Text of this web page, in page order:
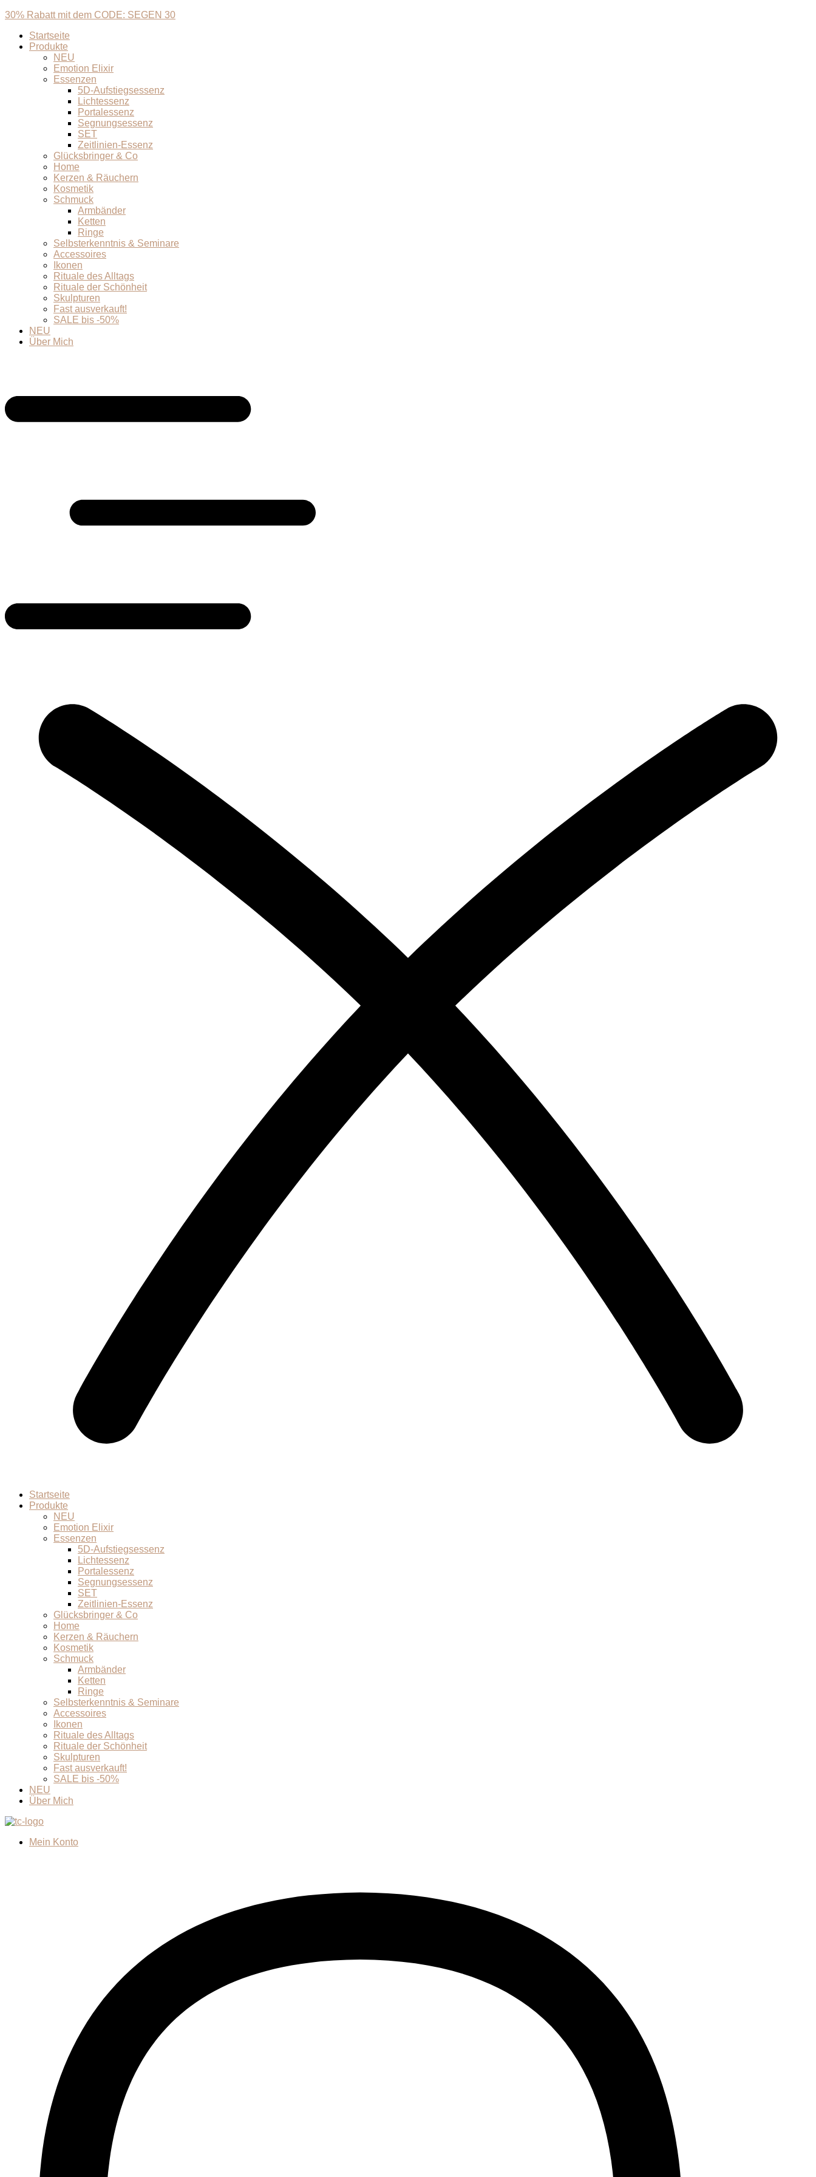
30% Rabatt mit dem CODE: SEGEN 30
Startseite
Produkte
NEU
Emotion Elixir
Essenzen
5D-Aufstiegsessenz
Lichtessenz
Portalessenz
Segnungsessenz
SET
Zeitlinien-Essenz
Glücksbringer & Co
Home
Kerzen & Räuchern
Kosmetik
Schmuck
Armbänder
Ketten
Ringe
Selbsterkenntnis & Seminare
Accessoires
Ikonen
Rituale des Alltags
Rituale der Schönheit
Skulpturen
Fast ausverkauft!
SALE bis -50%
NEU
Über Mich
Startseite
Produkte
NEU
Emotion Elixir
Essenzen
5D-Aufstiegsessenz
Lichtessenz
Portalessenz
Segnungsessenz
SET
Zeitlinien-Essenz
Glücksbringer & Co
Home
Kerzen & Räuchern
Kosmetik
Schmuck
Armbänder
Ketten
Ringe
Selbsterkenntnis & Seminare
Accessoires
Ikonen
Rituale des Alltags
Rituale der Schönheit
Skulpturen
Fast ausverkauft!
SALE bis -50%
NEU
Über Mich
Mein Konto